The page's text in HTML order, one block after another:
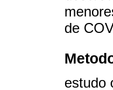
de
estudo